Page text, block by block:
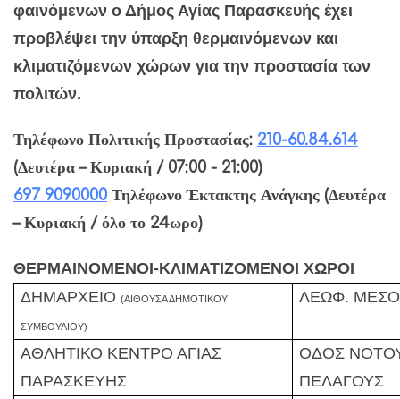
φαινόμενων ο Δήμος Αγίας Παρασκευής έχει
προβλέψει την ύπαρξη θερμαινόμενων και
κλιματιζόμενων χώρων για την προστασία των
πολιτών.
Τηλέφωνο Πολιτικής Προστασίας: 210-60.84.614
(Δευτέρα – Κυριακή / 07:00 - 21:00)
697 9090000 Τηλέφωνο Έκτακτης Ανάγκης (Δευτέρα
– Κυριακή / όλο το 24ωρο)
ΘΕΡΜΑΙΝΟΜΕΝΟΙ-ΚΛΙΜΑΤΙΖΟΜΕΝΟΙ ΧΩΡΟΙ
ΔΗΜΑΡΧΕΙΟ(ΑΙΘΟΥΣΑ ΔΗΜΟΤΙΚΟΥ
ΣΥΜΒΟΥΛΙΟΥ)
ΛΕΩΦ.
ΑΘΛΗΤΙΚΟ ΚΕΝΤΡΟ ΑΓΙΑΣ
ΠΑΡΑΣΚΕΥΗΣ
ΟΔΟΣ ΝΟΤΟΥ
ΠΕΛΑΓΟΥΣ